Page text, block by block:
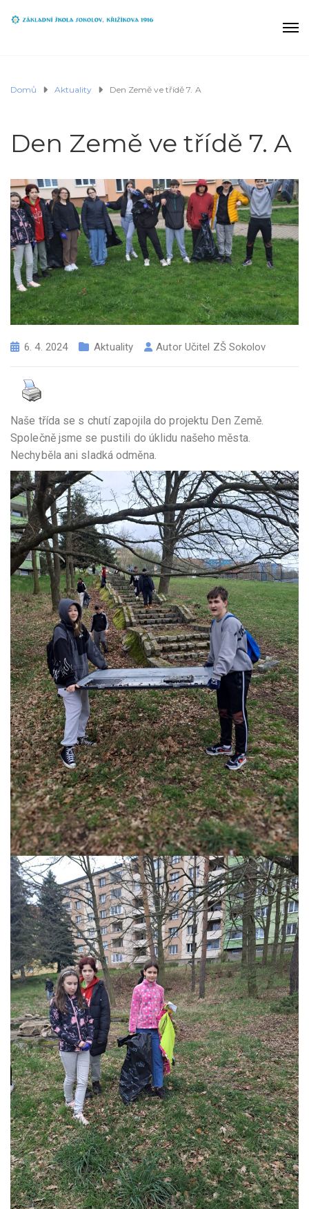
Domů Aktuality Den Země ve třídě 7. A
Den Země ve třídě 7. A
6. 4. 2024 Aktuality Autor Učitel ZŠ Sokolov
Naše třída se s chutí zapojila do projektu Den Země.
Společně jsme se pustili do úklidu našeho města.
Nechyběla ani sladká odměna.